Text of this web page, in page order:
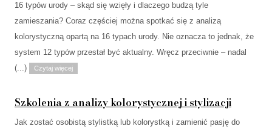
16 typów urody – skąd się wzięły i dlaczego budzą tyle
zamieszania? Coraz częściej można spotkać się z analizą
kolorystyczną opartą na 16 typach urody. Nie oznacza to jednak, że
system 12 typów przestał być aktualny. Wręcz przeciwnie – nadal
(...)
Czytaj więcej
Szkolenia z analizy kolorystycznej i stylizacji
Jak zostać osobistą stylistką lub kolorystką i zamienić pasję do